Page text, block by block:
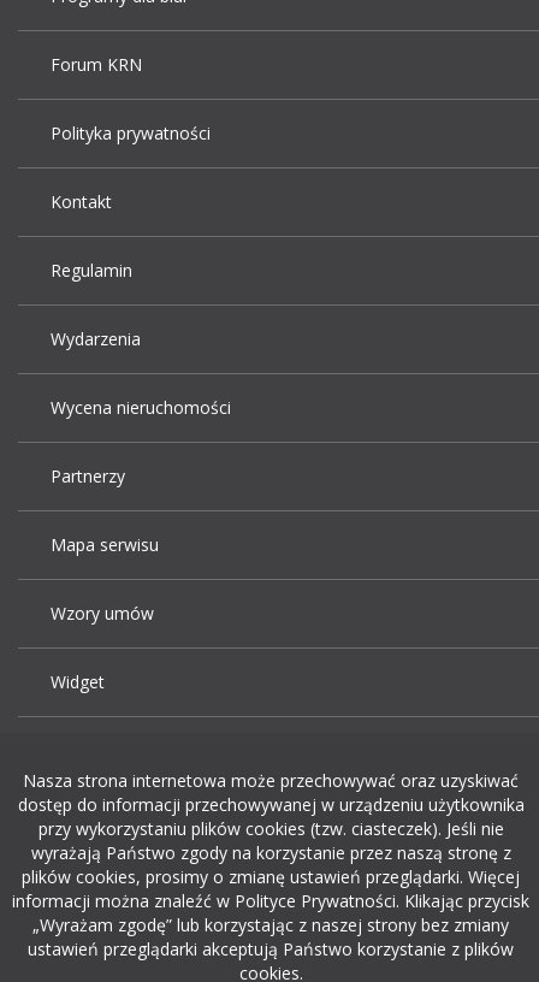
Forum KRN
Polityka prywatności
Kontakt
Regulamin
Wydarzenia
Wycena nieruchomości
Partnerzy
Mapa serwisu
Wzory umów
Widget
Dodaj ogłoszenie o pracę
rekrutacja w it
Nasza strona internetowa może przechowywać oraz uzyskiwać
dostęp do informacji przechowywanej w urządzeniu użytkownika
przy wykorzystaniu plików cookies (tzw. ciasteczek). Jeśli nie
wyrażają Państwo zgody na korzystanie przez naszą stronę z
plików cookies, prosimy o zmianę ustawień przeglądarki. Więcej
informacji można znaleźć w Polityce Prywatności. Klikając przycisk
„Wyrażam zgodę” lub korzystając z naszej strony bez zmiany
ustawień przeglądarki akceptują Państwo korzystanie z plików
cookies.